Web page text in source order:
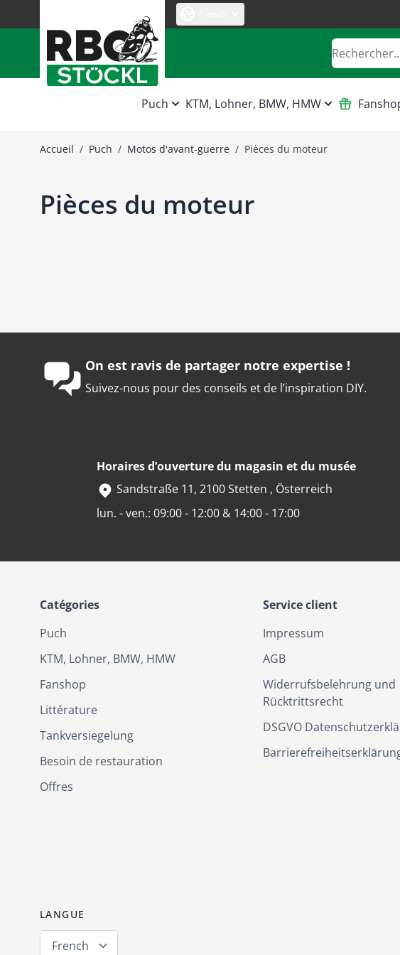
Rechercher
Puch KTM, Lohner, BMW, HMW
Accueil / Puch / Motos d'avant-guerre / Pièces du moteur
Pièces du moteur
On est ravis de partager notre expertise !
Suivez-nous pour des conseils et de l’inspiration DIY.
Horaires d’ouverture du magasin et du musée
Sandstraße 11, 2100 Stetten , Österreich
lun. - ven.: 09:00 - 12:00 & 14:00 - 17:00
Catégories
Puch
KTM, Lohner, BMW, HMW
Fanshop
Littérature
Tankversiegelung
Besoin de restauration
Offres
Service client
Impressum
AGB
Widerrufsbelehrung und
Rücktrittsrecht
DSGVO
LANGUE
French